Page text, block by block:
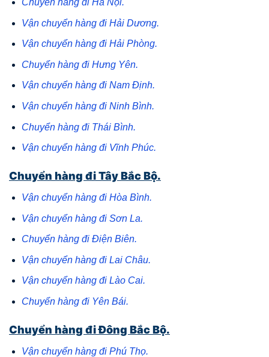
Chuyển hàng đi Hà Nội.
Vận chuyển hàng đi Hải Dương.
Vận chuyển hàng đi Hải Phòng.
Chuyển hàng đi Hưng Yên.
Vận chuyển hàng đi Nam Định.
Vận chuyển hàng đi Ninh Bình.
Chuyển hàng đi Thái Bình.
Vận chuyển hàng đi Vĩnh Phúc.
Chuyển hàng đi Tây Bắc Bộ.
Vận chuyển hàng đi Hòa Bình.
Vận chuyển hàng đi Sơn La.
Chuyển hàng đi Điện Biên.
Vận chuyển hàng đi Lai Châu.
Vận chuyển hàng đi Lào Cai.
Chuyển hàng đi Yên Bái.
Chuyển hàng đi Đông Bắc Bộ.
Vận chuyển hàng đi Phú Thọ.